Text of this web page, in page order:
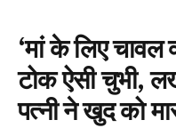
‘मां के लिए चावल
टोक ऐसी चुभी,
पत्नी ने खुद को